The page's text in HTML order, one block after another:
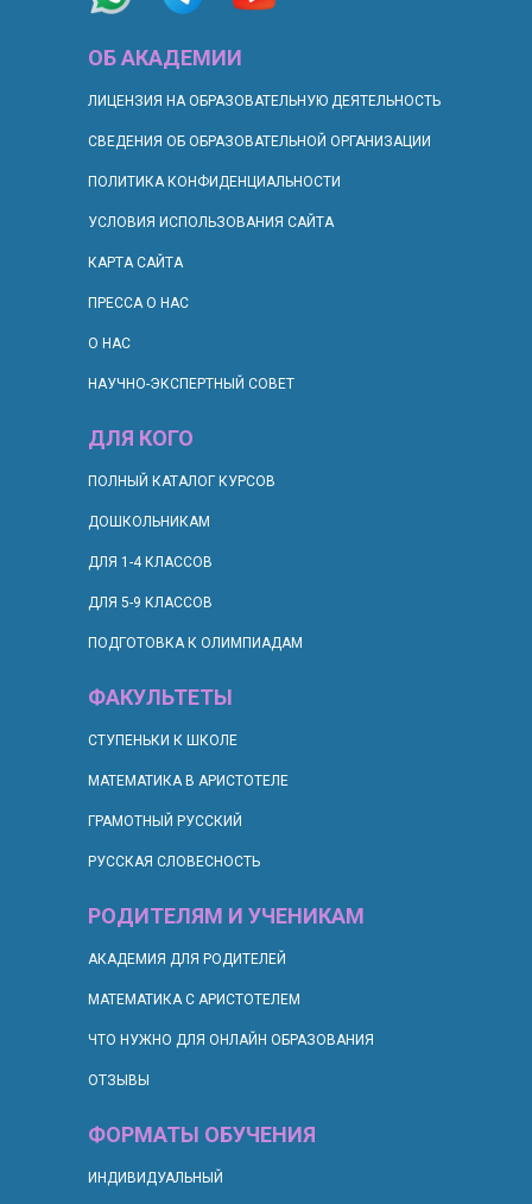
ЛИЦЕНЗИЯ НА ОБРАЗОВАТЕЛЬНУЮ ДЕЯТЕЛЬНОСТЬ
СВЕДЕНИЯ ОБ ОБРАЗОВАТЕЛЬНОЙ ОРГАНИЗАЦИИ
ПОЛИТИКА КОНФИДЕНЦИАЛЬНОСТИ
УСЛОВИЯ ИСПОЛЬЗОВАНИЯ САЙТА
ОБ АКАДЕМИИ
КАРТА САЙТА
ПРЕССА О НАС
О НАС
НАУЧНО-ЭКСПЕРТНЫЙ СОВЕТ
СТУПЕНЬКИ К ШКОЛЕ
МАТЕМАТИКА В АРИСТОТЕЛЕ
ГРАМОТНЫЙ РУССКИЙ
РУССКАЯ СЛОВЕСНОСТЬ
ФАКУЛЬТЕТЫ
ДЛЯ КОГО
ДОШКОЛЬНИКАМ
ПОЛНЫЙ КАТАЛОГ КУРСОВ
ДЛЯ 1-4 КЛАССОВ
ДЛЯ 5-9 КЛАССОВ
ПОДГОТОВКА К ОЛИМПИАДАМ
РОДИТЕЛЯМ И УЧЕНИКАМ
ФОРМАТЫ ОБУЧЕНИЯ
АКАДЕМИЯ ДЛЯ РОДИТЕЛЕЙ
МАТЕМАТИКА С АРИСТОТЕЛЕМ
ОТЗЫВЫ
ЧТО НУЖНО ДЛЯ ОНЛАЙН ОБРАЗОВАНИЯ
ИНДИВИДУАЛЬНЫЙ